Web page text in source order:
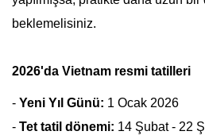
beklemelisiniz.
2026'da Vietnam resmi tatilleri
- Yeni Yıl Günü: 1 Ocak 2026
- Tet tatil dönemi: 14 Şubat - 22